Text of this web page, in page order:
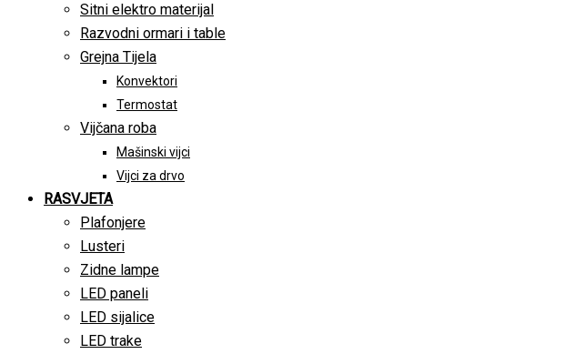
Sitni elektro materijal
Razvodni ormari i table
Grejna Tijela
Konvektori
Termostat
Vijčana roba
Mašinski vijci
Vijci za drvo
RASVJETA
Plafonjere
Lusteri
Zidne lampe
LED paneli
LED sijalice
LED trake